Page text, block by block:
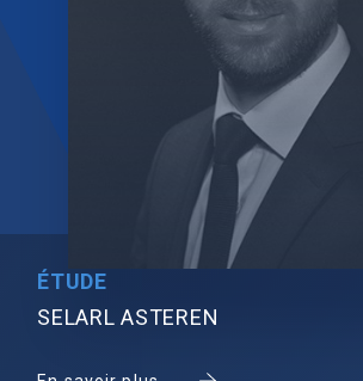
ÉTUDE
SELARL ASTEREN